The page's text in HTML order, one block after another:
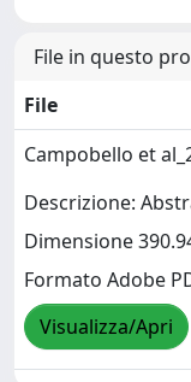
File in questo
File
Campobello et
Descrizione:
Dimensione
Formato Adobe
Visualizza/Apri